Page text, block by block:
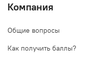
Компания
Общие вопросы
Как получить баллы?